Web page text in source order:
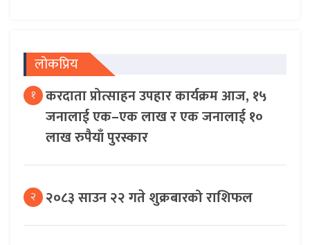
लोकप्रिय
१ करदाता प्रोत्साहन उपहार कार्यक्रम आज, १५
जनालाई एक–एक लाख र एक जनालाई १०
लाख रुपैयाँ पुरस्कार
२ २०८३ साउन २२ गते शुक्रबारको राशिफल